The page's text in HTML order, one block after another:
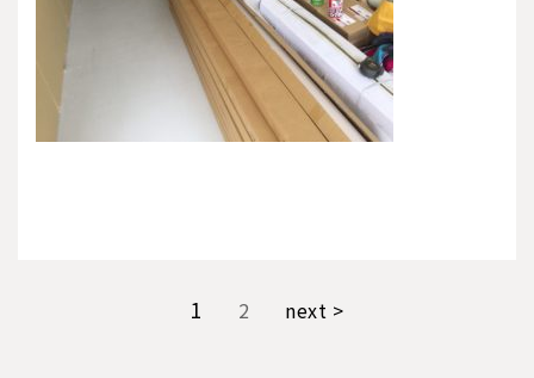
1 2 next >